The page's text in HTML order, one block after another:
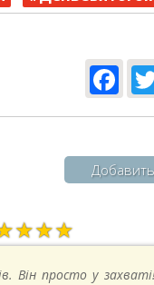
Він просто у